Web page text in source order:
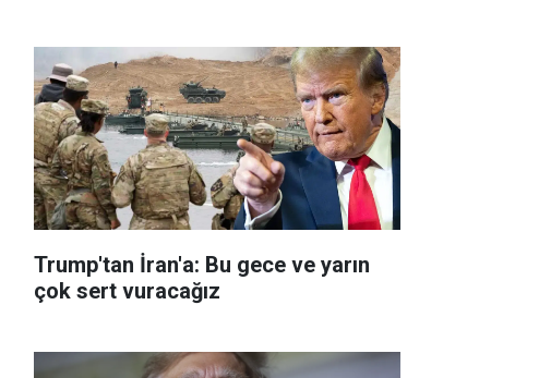
Trump'tan İran'a: Bu gece ve yarın
çok sert vuracağız